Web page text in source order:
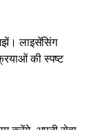
लाइसेंसिंग
की स्पष्ट